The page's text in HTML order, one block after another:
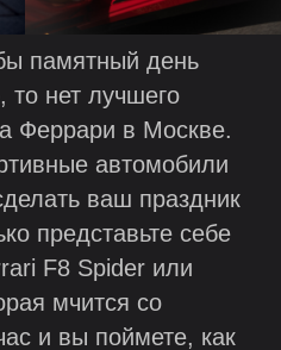
памятный день
то нет лучшего
Феррари в Москве.
автомобили
ваш праздник
представьте себе
F8 Spider или
мчится со
и вы поймете, как